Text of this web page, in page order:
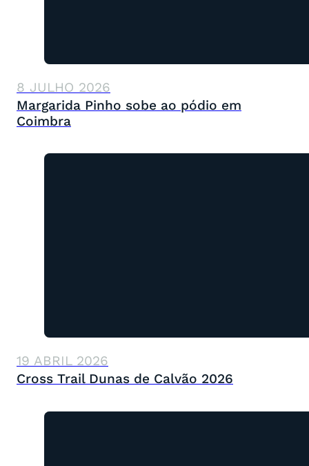
8 JULHO 2026
Margarida Pinho sobe ao pódio em
Coimbra
19 ABRIL 2026
Cross Trail Dunas de Calvão 2026